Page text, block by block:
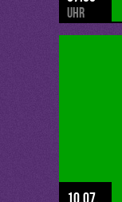
Uhr
10.07.